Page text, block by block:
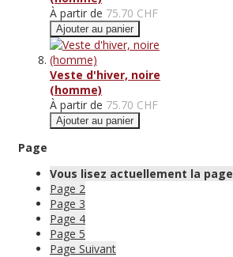
À partir de 75.70 CHF
Ajouter au panier
Veste d'hiver, noire
(homme)
À partir de 75.70 CHF
Ajouter au panier
Page
Vous lisez actuellement la page
Page 2
Page 3
Page 4
Page 5
Page Suivant